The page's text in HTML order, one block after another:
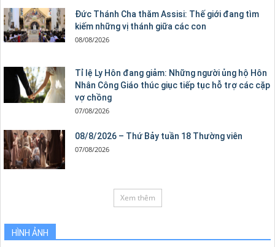
Đức Thánh Cha thăm Assisi: Thế giới đang tìm
kiếm những vị thánh giữa các con
08/08/2026
Tỉ lệ Ly Hôn đang giảm: Những người ủng hộ Hôn
Nhân Công Giáo thúc giục tiếp tục hỗ trợ các cặp
vợ chồng
07/08/2026
08/8/2026 – Thứ Bảy tuần 18 Thường viên
07/08/2026
Xem thêm
HÌNH ẢNH